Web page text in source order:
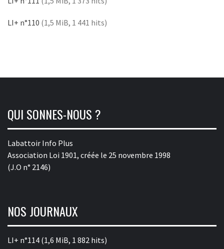
LI+ n°110 (1,5 MiB, 1 441 hits)
QUI SONNES-NOUS ?
Labattoir Info Plus
Association Loi 1901, créée le 25 novembre 1998
(J.O n° 2146)
NOS JOURNAUX
LI+ n°114 (1,6 MiB, 1 882 hits)